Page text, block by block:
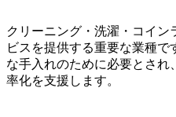
クリーニング・洗濯・コイ
ビスを提供する重要な業種
な手入れのために必要とされ
率化を支援します。